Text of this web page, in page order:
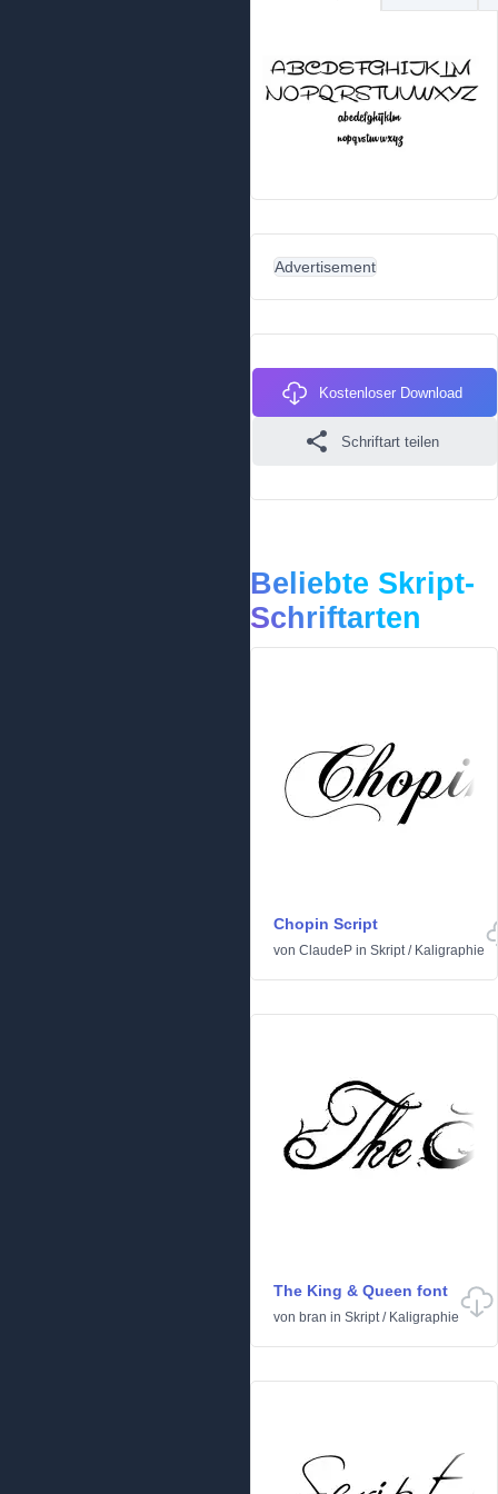
Advertisement
Kostenloser Download
Schriftart teilen
Beliebte Skript-
Schriftarten
Chopin Script
von ClaudeP in Skript/ Kaligraphie
The King & Queen font
von bran in Skript/ Kaligraphie